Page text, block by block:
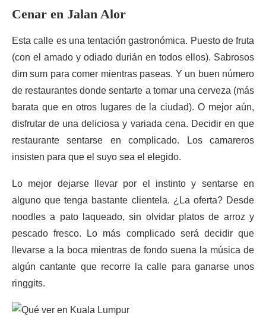
Cenar en Jalan Alor
Esta calle es una tentación gastronómica. Puesto de fruta
(con el amado y odiado durián en todos ellos). Sabrosos
dim sum para comer mientras paseas. Y un buen número
de restaurantes donde sentarte a tomar una cerveza (más
barata que en otros lugares de la ciudad). O mejor aún,
disfrutar de una deliciosa y variada cena. Decidir en que
restaurante sentarse en complicado. Los camareros
insisten para que el suyo sea el elegido.
Lo mejor dejarse llevar por el instinto y sentarse en
alguno que tenga bastante clientela. ¿La oferta? Desde
noodles a pato laqueado, sin olvidar platos de arroz y
pescado fresco. Lo más complicado será decidir que
llevarse a la boca mientras de fondo suena la música de
algún cantante que recorre la calle para ganarse unos
ringgits.